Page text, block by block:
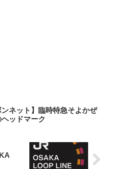
ンネット】臨時特急そよかぜ
ッドマーク